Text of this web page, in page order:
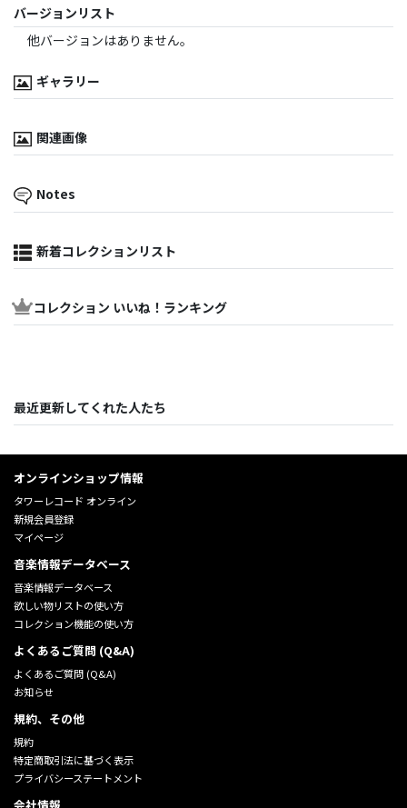
バージョンリスト
他バージョンはありません。
ギャラリー
関連画像
Notes
新着コレクションリスト
コレクション いいね！ランキング
最近更新してくれた人たち
オンラインショップ情報
タワーレコード オンライン
新規会員登録
マイページ
音楽情報データベース
音楽情報データベース
欲しい物リストの使い方
コレクション機能の使い方
よくあるご質問 (Q&A)
よくあるご質問 (Q&A)
お知らせ
規約、その他
規約
特定商取引法に基づく表示
プライバシーステートメント